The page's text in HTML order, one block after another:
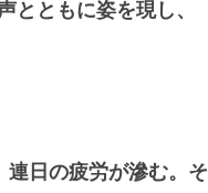
とともに姿を現し、
日の疲労が滲む。そ